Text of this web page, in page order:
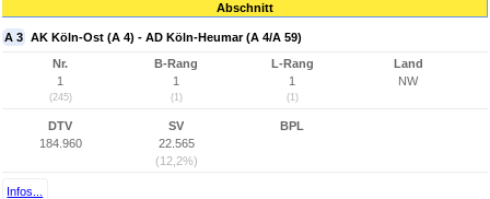
Abschnitt
A 3 AK Köln-Ost (A 4) - AD Köln-Heumar (A 4/A 59)
Nr.
1
(245)
B-Rang
1
(1)
L-Rang
1
(1)
Land
NW
DTV
184.960
SV
22.565
(12,2%)
BPL
Infos...